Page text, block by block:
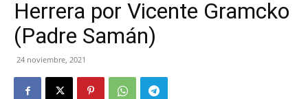
Herrera por Vicente Gramcko
(Padre Samán)
24 noviembre, 2021